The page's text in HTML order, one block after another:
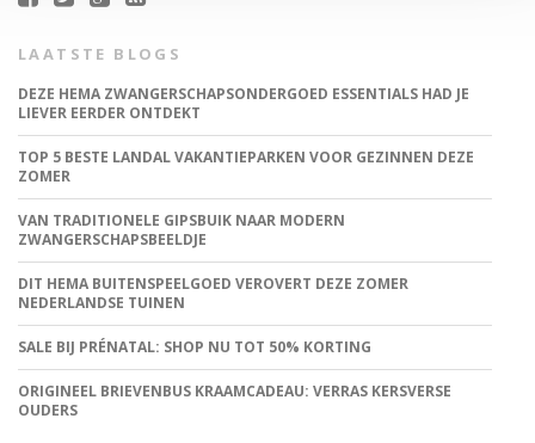
LAATSTE BLOGS
DEZE HEMA ZWANGERSCHAPSONDERGOED ESSENTIALS HAD JE
LIEVER EERDER ONTDEKT
TOP 5 BESTE LANDAL VAKANTIEPARKEN VOOR GEZINNEN DEZE
ZOMER
VAN TRADITIONELE GIPSBUIK NAAR MODERN
ZWANGERSCHAPSBEELDJE
DIT HEMA BUITENSPEELGOED VEROVERT DEZE ZOMER
NEDERLANDSE TUINEN
SALE BIJ PRÉNATAL: SHOP NU TOT 50% KORTING
ORIGINEEL BRIEVENBUS KRAAMCADEAU: VERRAS KERSVERSE
OUDERS